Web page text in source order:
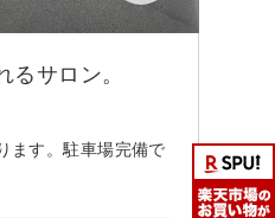
サロン。
ます。駐車場完備で